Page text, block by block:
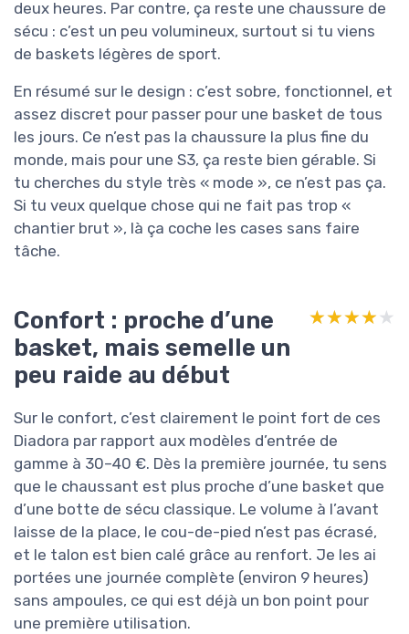
deux heures. Par contre, ça reste une chaussure de
sécu : c’est un peu volumineux, surtout si tu viens
de baskets légères de sport.
En résumé sur le design : c’est sobre, fonctionnel, et
assez discret pour passer pour une basket de tous
les jours. Ce n’est pas la chaussure la plus fine du
monde, mais pour une S3, ça reste bien gérable. Si
tu cherches du style très « mode », ce n’est pas ça.
Si tu veux quelque chose qui ne fait pas trop «
chantier brut », là ça coche les cases sans faire
tâche.
Confort : proche d’une
basket, mais semelle un
peu raide au début
★★★★★
★★★★★
Sur le confort, c’est clairement le point fort de ces
Diadora par rapport aux modèles d’entrée de
gamme à 30–40 €. Dès la première journée, tu sens
que le chaussant est plus proche d’une basket que
d’une botte de sécu classique. Le volume à l’avant
laisse de la place, le cou-de-pied n’est pas écrasé,
et le talon est bien calé grâce au renfort. Je les ai
portées une journée complète (environ 9 heures)
sans ampoules, ce qui est déjà un bon point pour
une première utilisation.